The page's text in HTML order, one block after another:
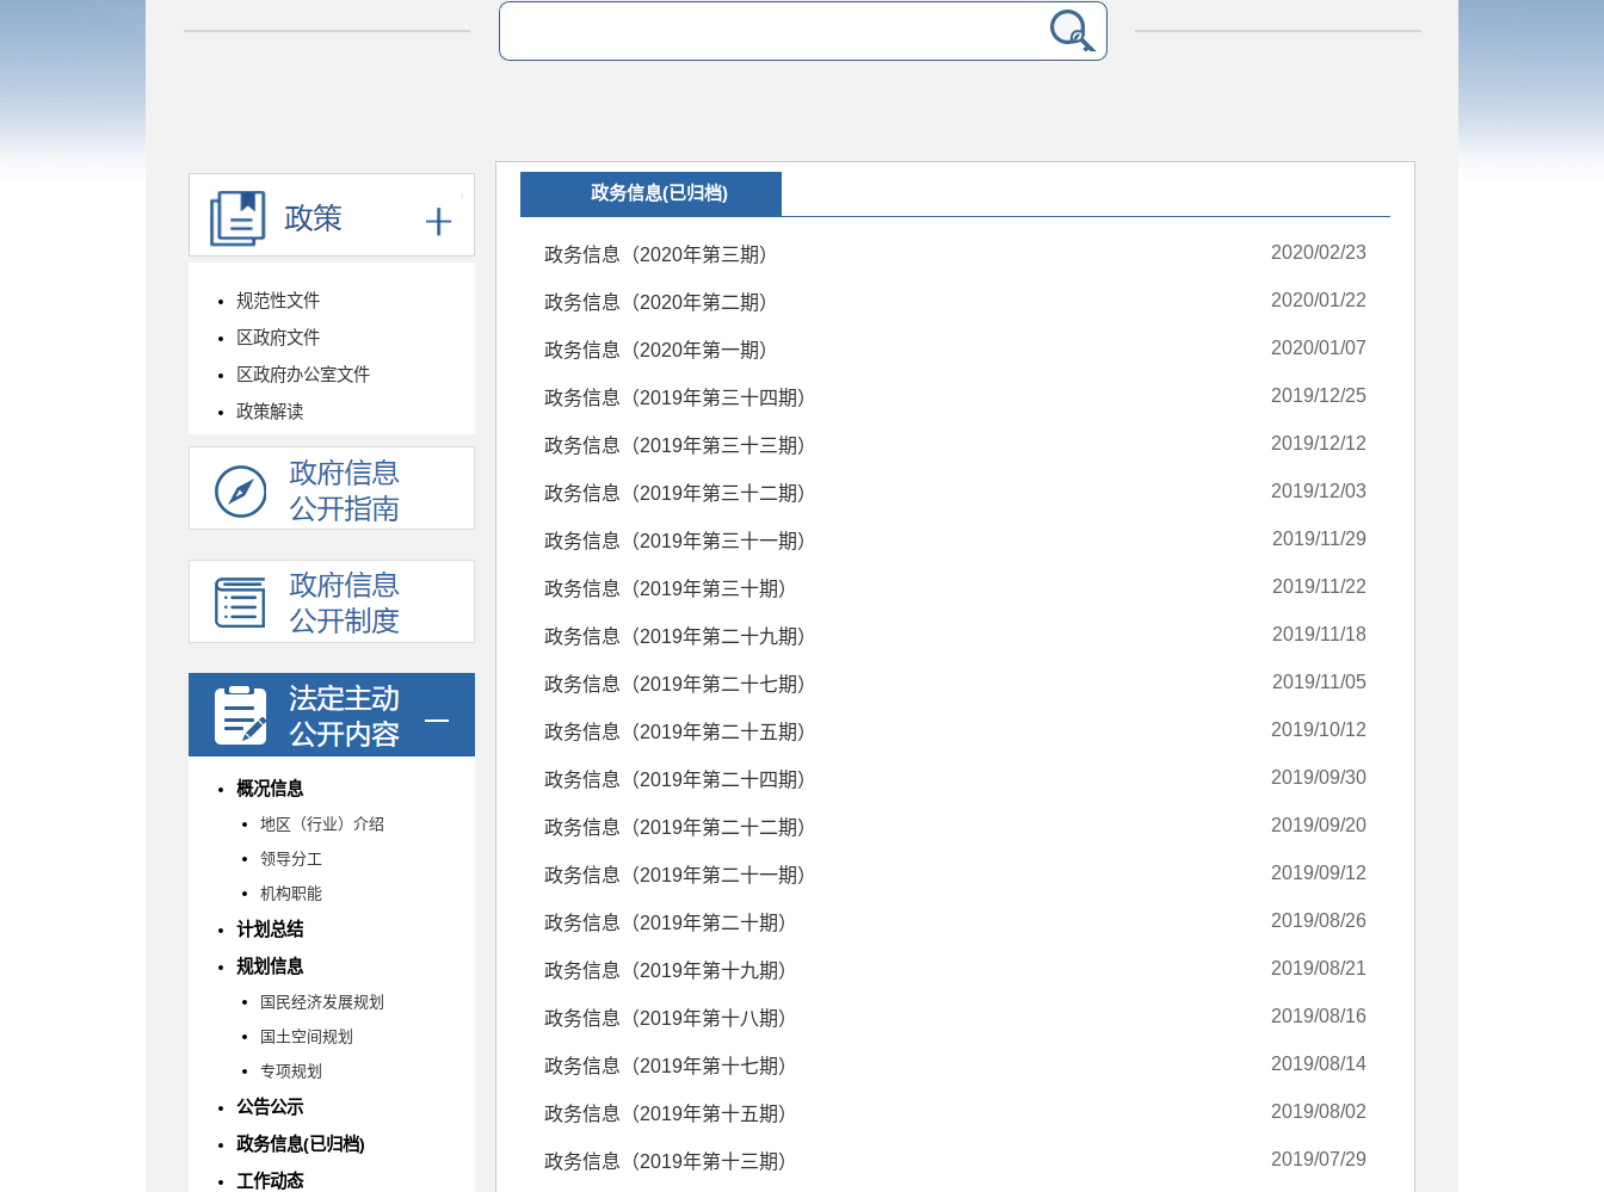
规范性文件
区政府文件
区政府办公室文件
政策解读
概况信息
地区（行业）介绍
领导分工
机构职能
计划总结
规划信息
国民经济发展规划
国土空间规划
专项规划
公告公示
政务信息(已归档)
工作动态
政务信息(已归档)
政务信息（2020年第三期） 2020/02/23
政务信息（2020年第二期） 2020/01/22
政务信息（2020年第一期） 2020/01/07
政务信息（2019年第三十四期） 2019/12/25
政务信息（2019年第三十三期） 2019/12/12
政务信息（2019年第三十二期） 2019/12/03
政务信息（2019年第三十一期） 2019/11/29
政务信息（2019年第三十期） 2019/11/22
政务信息（2019年第二十九期） 2019/11/18
政务信息（2019年第二十七期） 2019/11/05
政务信息（2019年第二十五期） 2019/10/12
政务信息（2019年第二十四期） 2019/09/30
政务信息（2019年第二十二期） 2019/09/20
政务信息（2019年第二十一期） 2019/09/12
政务信息（2019年第二十期） 2019/08/26
政务信息（2019年第十九期） 2019/08/21
政务信息（2019年第十八期） 2019/08/16
政务信息（2019年第十七期） 2019/08/14
政务信息（2019年第十五期） 2019/08/02
政务信息（2019年第十三期） 2019/07/29